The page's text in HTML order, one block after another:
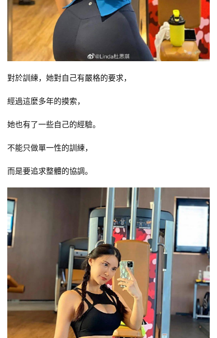
對於訓練，她對自己有嚴格的要求，
經過這麼多年的摸索，
她也有了一些自己的經驗。
不能只做單一性的訓練，
而是要追求整體的協調。